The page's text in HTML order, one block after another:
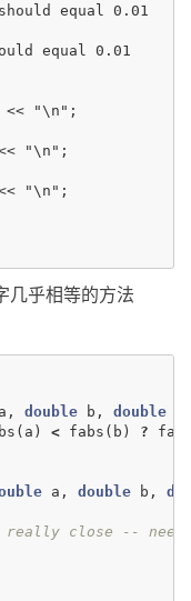
equal 0.01
equal 0.01
<< "\n";
"\n";
"\n";
几乎相等的方法
a , double b , double
( a ) < fabs ( b ) ?
a , double b ,
close --